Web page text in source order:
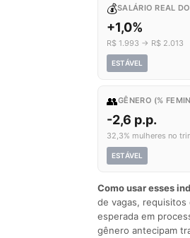
💰SALÁRIO REAL
+1,0%
R$ 1.993 → R$ 2.013
ESTÁVEL
👥GÊNERO (%
-2,6 p.p.
32,3% mulheres no
ESTÁVEL
Como usar esses
de vagas, requisitos
esperada em
gênero antecipam